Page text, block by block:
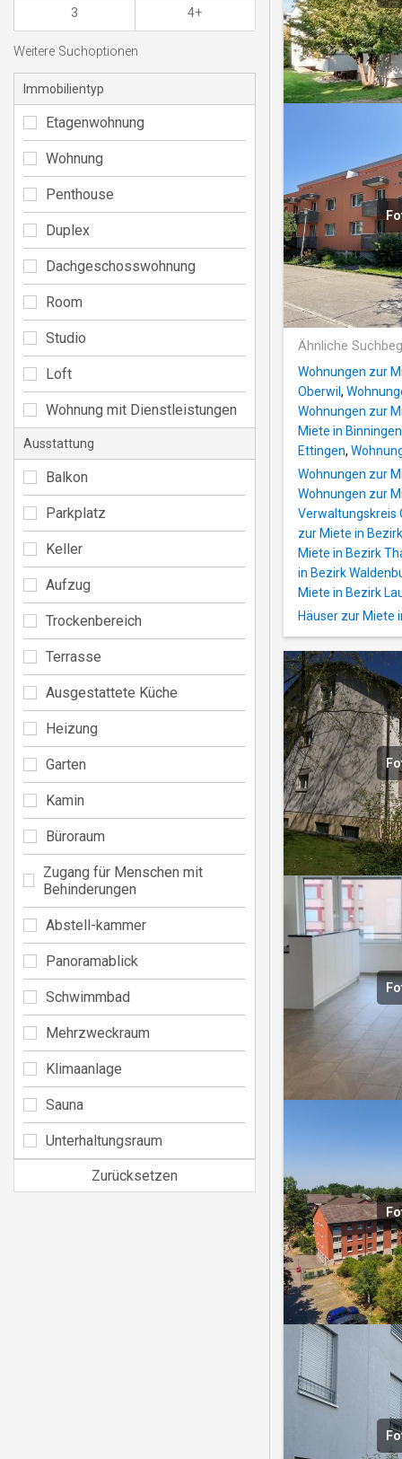
Ähnliche
Wohnungen zur
Oberwil ,
Wohnungen zur
Miete in Binningen
Ettingen,
Wohnungen zur
Wohnungen zur
Verwaltungskreis
zur Miete in
Miete in Bezirk
in Bezirk
Miete in Bezirk
Häuser zur Miete
3 4+
Weitere Suchoptionen
Immobilientyp
Etagenwohnung
Wohnung
Penthouse
Duplex
Dachgeschosswohnung
Room
Studio
Loft
Wohnung mit Dienstleistungen
Ausstattung
Balkon
Parkplatz
Keller
Aufzug
Trockenbereich
Terrasse
Ausgestattete Küche
Heizung
Garten
Kamin
Büroraum
Zugang für Menschen mit
Behinderungen
Abstell-kammer
Panoramablick
Schwimmbad
Mehrzweckraum
Klimaanlage
Sauna
Unterhaltungsraum
Zurücksetzen